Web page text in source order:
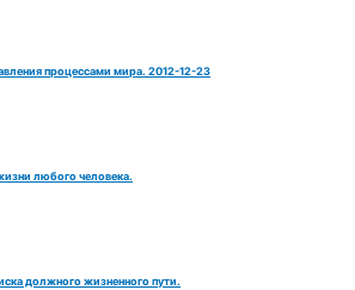
процессами мира. 2012-12-23
любого человека.
должного жизненного пути.